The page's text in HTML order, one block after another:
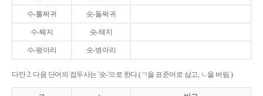
수-톨쩌귀 숫-돌쩌귀
수-퇘지 숫-돼지
수-평아리 숫-병아리
다만 2. 다음 단어의 접두사는 '숫-'으로 한다.(ㄱ을 표준어로 삼고, ㄴ을 버림.)